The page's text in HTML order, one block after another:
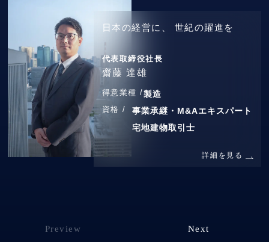
日本の経営に、 世紀の躍進を
代表取締役社長
齋藤 達雄
得意業種 /製造
資格 /
事業承継・M&Aエキスパート
宅地建物取引士
詳細を見る
Preview Next